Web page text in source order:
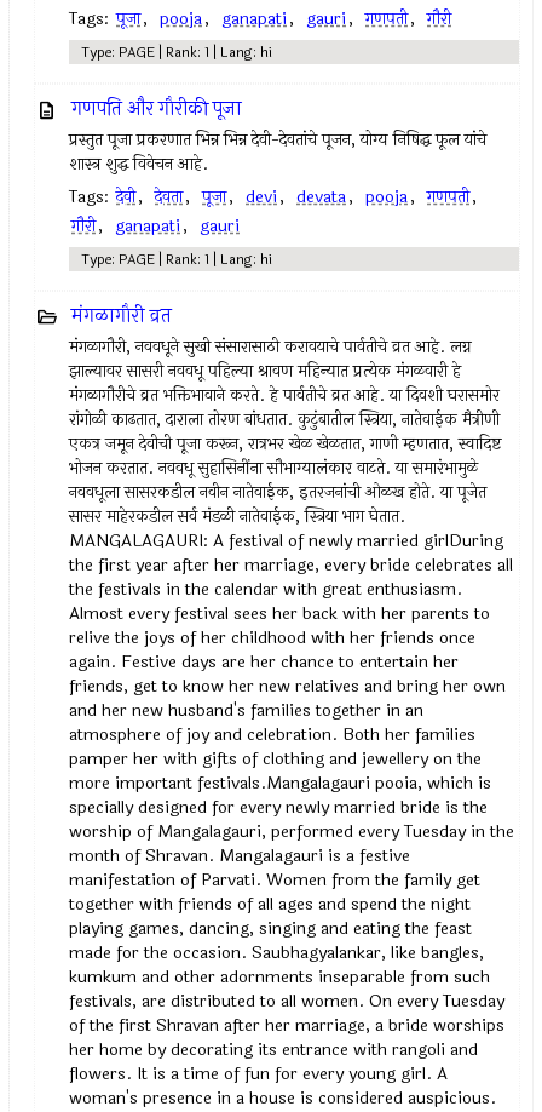
Tags: पूजा, pooja, ganapati, gauri, गणपती, गौरी
Type: PAGE | Rank: 1 | Lang: hi
गणपति और गौरीकी पूजा
प्रस्तुत पूजा प्रकरणात भिन्न भिन्न देवी-देवतांचे पूजन, योग्य निषिद्ध फूल यांचे
शास्त्र शुद्ध विवेचन आहे.
Tags: देवी, देवता, पूजा, devi, devata, pooja, गणपती,
गौरी, ganapati, gauri
Type: PAGE | Rank: 1 | Lang: hi
मंगळागौरी व्रत
मंगळागौरी, नववधूने सुखी संसारासाठी करावयाचे पार्वतीचे व्रत आहे. लग्न
झाल्यावर सासरी नववधू पहिल्या श्रावण महिन्यात प्रत्येक मंगळवारी हे
मंगळागौरीचे व्रत भक्तिभावाने करते. हे पार्वतीचे व्रत आहे. या दिवशी घरासमोर
रांगोळी काढतात, दाराला तोरण बांधतात. कुटुंबातील स्त्रिया, नातेवाईक मैत्रीणी
एकत्र जमून देवीची पूजा करून, रात्रभर खेळ खेळतात, गाणी म्हणतात, स्वादिष्ट
भोजन करतात. नववधू सुहासिनींना सौभाग्यालंकार वाटते. या समारंभामुळे
नववधूला सासरकडील नवीन नातेवाईक, इतरजनांची ओळख होते. या पूजेत
सासर माहेरकडील सर्व मंडळी नातेवाईक, स्त्रिया भाग घेतात.
MANGALAGAURI: A festival of newly married girlDuring
the first year after her marriage, every bride celebrates all
the festivals in the calendar with great enthusiasm.
Almost every festival sees her back with her parents to
relive the joys of her childhood with her friends once
again. Festive days are her chance to entertain her
friends, get to know her new relatives and bring her own
and her new husband's families together in an
atmosphere of joy and celebration. Both her families
pamper her with gifts of clothing and jewellery on the
more important festivals.Mangalagauri pooia, which is
specially designed for every newly married bride is the
worship of Mangalagauri, performed every Tuesday in the
month of Shravan. Mangalagauri is a festive
manifestation of Parvati. Women from the family get
together with friends of all ages and spend the night
playing games, dancing, singing and eating the feast
made for the occasion. Saubhagyalankar, like bangles,
kumkum and other adornments inseparable from such
festivals, are distributed to all women. On every Tuesday
of the first Shravan after her marriage, a bride worships
her home by decorating its entrance with rangoli and
flowers. It is a time of fun for every young girl. A
woman's presence in a house is considered auspicious.